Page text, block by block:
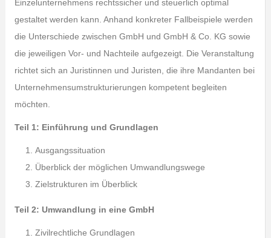
Einzelunternehmens rechtssicher und steuerlich optimal
gestaltet werden kann. Anhand konkreter Fallbeispiele werden
die Unterschiede zwischen GmbH und GmbH & Co. KG sowie
die jeweiligen Vor- und Nachteile aufgezeigt. Die Veranstaltung
richtet sich an Juristinnen und Juristen, die ihre Mandanten bei
Unternehmensumstrukturierungen kompetent begleiten
möchten.
Teil 1: Einführung und Grundlagen
Ausgangssituation
Überblick der möglichen Umwandlungswege
Zielstrukturen im Überblick
Teil 2: Umwandlung in eine GmbH
Zivilrechtliche Grundlagen